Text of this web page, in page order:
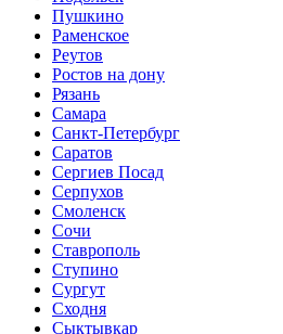
Пушкино
Раменское
Реутов
Ростов на дону
Рязань
Самара
Санкт-Петербург
Саратов
Сергиев Посад
Серпухов
Смоленск
Сочи
Ставрополь
Ступино
Сургут
Сходня
Сыктывкар